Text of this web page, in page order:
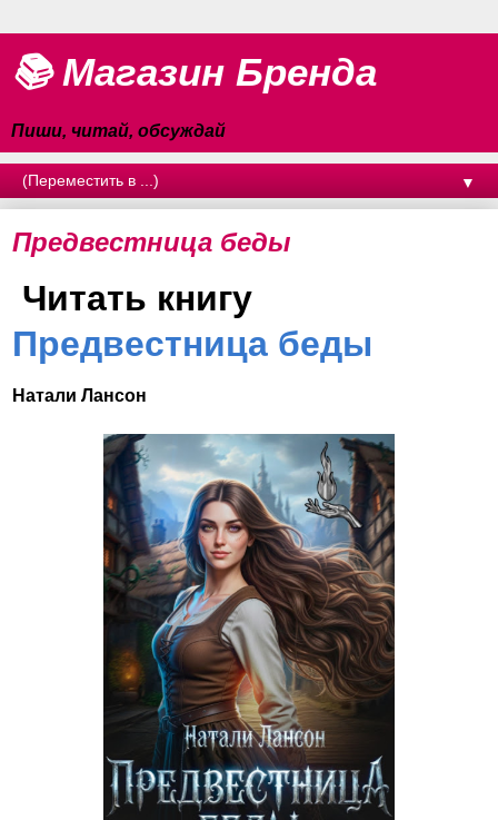
📚 Магазин Бренда
Пиши, читай, обсуждай
▼
Предвестница беды
Читать книгу
Предвестница беды
Натали Лансон